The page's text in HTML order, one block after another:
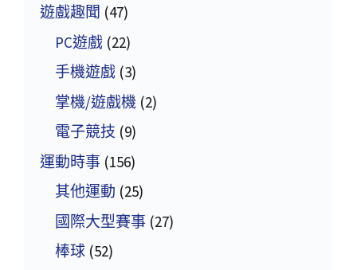
遊戲趣聞 (47)
PC遊戲 (22)
手機遊戲 (3)
掌機/遊戲機 (2)
電子競技 (9)
運動時事 (156)
其他運動 (25)
國際大型賽事 (27)
棒球 (52)